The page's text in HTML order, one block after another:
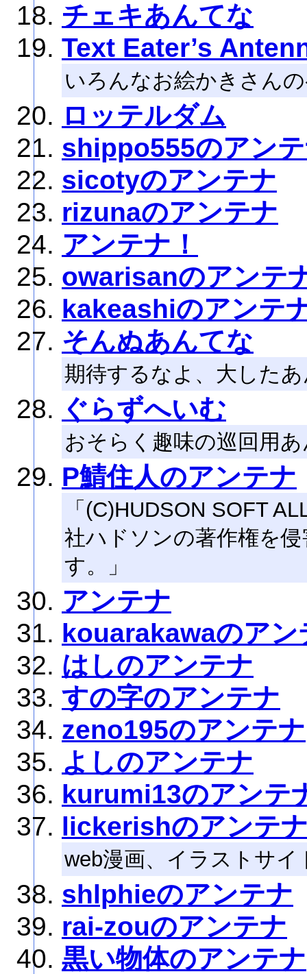
チェキあんてな
Text Eater’s
いろんなお絵かきさん
ロッテルダム
shippo555のアン
sicotyのアンテナ
rizunaのアンテナ
アンテナ！
owarisanのアンテ
kakeashiのアンテ
そんぬあんてな
期待するなよ、大した
ぐらずへいむ
おそらく趣味の巡回用
P鯖住人のアンテナ
「(C)HUDSON SOFT
社ハドソンの著作権を
す。」
アンテナ
kouarakawaのアン
はしのアンテナ
すの字のアンテナ
zeno195のアンテナ
よしのアンテナ
kurumi13のアンテ
lickerishのアンテ
web漫画、イラストサ
shlphieのアンテナ
rai-zouのアンテナ
黒い物体のアンテナ